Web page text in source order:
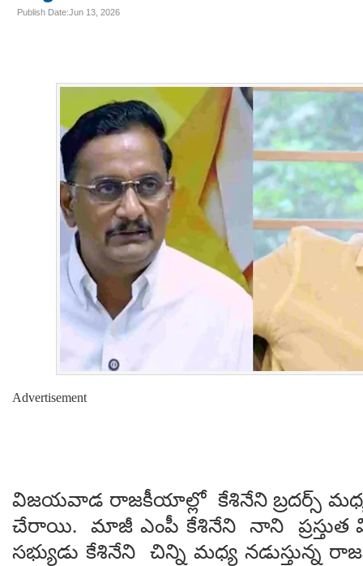
Publish Date:Jun 13, 2026
Advertisement
విజయవాడ రాజకీయాల్లో కేశినేని బ్రదర్స్ మధ్య
చేరాయి. మాజీ ఎంపీ కేశినేని నాని
సభ్యుడు కేశినేని చిన్ని మధ్య నడుస్తున్న